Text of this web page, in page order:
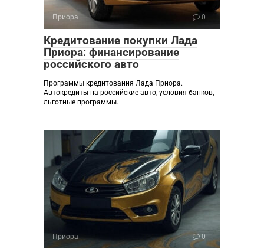
Приора 0
Кредитование покупки Лада
Приора: финансирование
российского авто
Программы кредитования Лада Приора.
Автокредиты на российские авто, условия банков,
льготные программы.
Приора 0